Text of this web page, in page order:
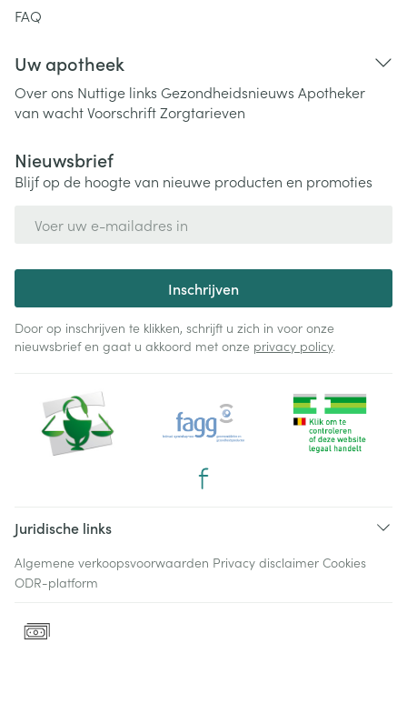
FAQ
Uw apotheek
Over ons Nuttige links Gezondheidsnieuws Apotheker
van wachtVoorschriftZorgtarieven
Nieuwsbrief
Blijf op de hoogte van nieuwe producten en promoties
Inschrijven
Door op inschrijven te klikken, schrijft u zich in voor onze
nieuwsbrief en gaat u akkoord met onze privacy policy.
Juridische links
Algemene verkoopsvoorwaarden Privacy disclaimer Cookies
ODR-platform